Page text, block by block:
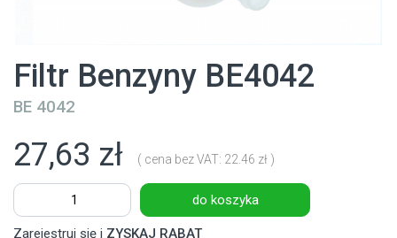
Filtr Benzyny BE4042
BE 4042
27,63 zł ( cena bez VAT: 22.46 zł )
do koszyka
Zarejestruj się i ZYSKAJ RABAT